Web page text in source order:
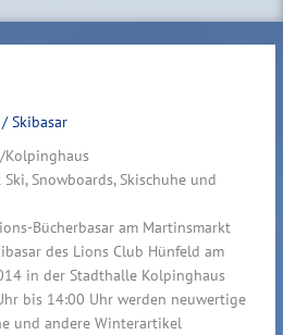
/Skibasar
Kolpinghaus
Snowboards, Skischuhe und
Bücherbasar am Martinsmarkt
des Lions Club Hünfeld am
in der Stadthalle Kolpinghaus
bis 14:00 Uhr werden neuwertige
und andere Winterartikel